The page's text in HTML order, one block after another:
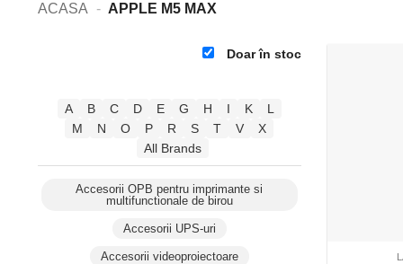
ACASA - APPLE M5 MAX
Doar în stoc
A B C D E G H I K
L
M
N O P R S T V
X
All Brands
Accesorii OPB pentru imprimante si
multifunctionale de birou
Accesorii UPS-uri
Accesorii videoproiectoare